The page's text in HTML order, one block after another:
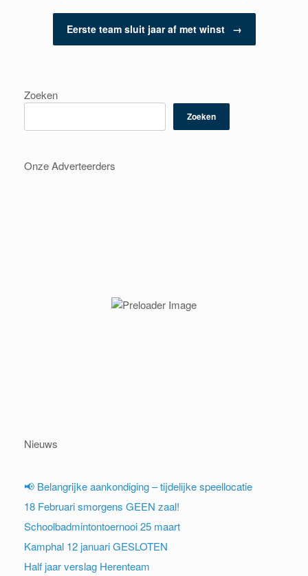
Eerste team sluit jaar af met winst →
Zoeken
Zoeken
Onze Adverteerders
Nieuws
📢 Belangrijke aankondiging – tijdelijke speellocatie
18 Februari smorgens GEEN zaal!
Schoolbadmintontoernooi 25 maart
Kamphal 12 januari GESLOTEN
Half jaar verslag Herenteam